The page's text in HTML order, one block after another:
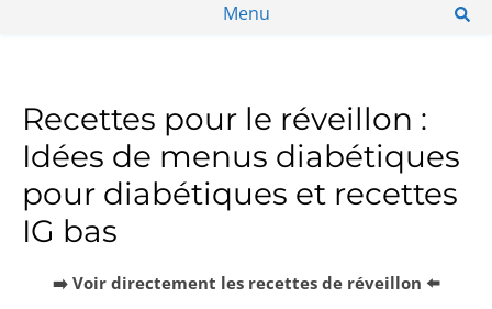
Menu
Recettes pour le réveillon :
Idées de menus diabétiques
pour diabétiques et recettes
IG bas
➡️ Voir directement les recettes de réveillon ⬅️